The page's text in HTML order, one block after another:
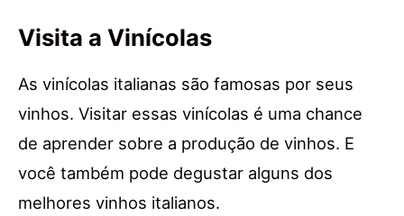
Visita a Vinícolas
As vinícolas italianas são famosas por seus
vinhos. Visitar essas vinícolas é uma chance
de aprender sobre a produção de vinhos. E
você também pode degustar alguns dos
melhores vinhos italianos.